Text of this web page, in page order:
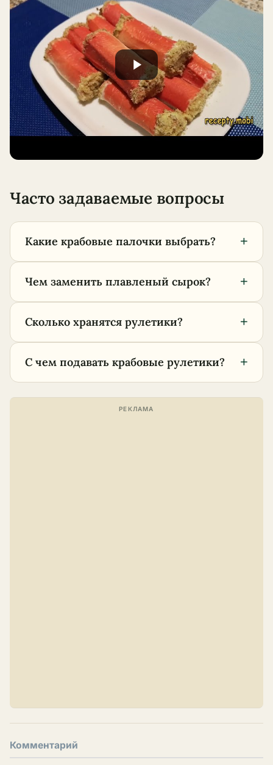
Часто задаваемые вопросы
Какие крабовые палочки выбрать? +
Чем заменить плавленый сырок? +
Сколько хранятся рулетики? +
С чем подавать крабовые рулетики? +
Комментарий